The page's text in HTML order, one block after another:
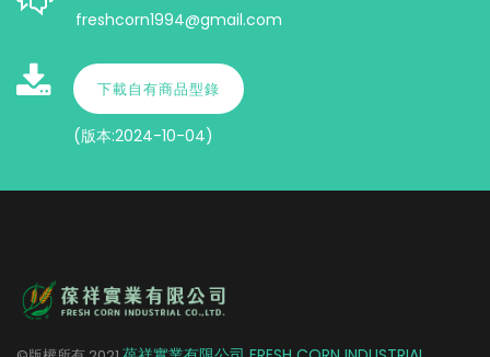
freshcorn1994@gmail.com
下載自有商品型錄
(版本:2024-10-04)